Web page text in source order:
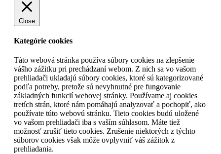
Close
Kategórie cookies
Táto webová stránka používa súbory cookies na zlepšenie
vášho zážitku pri prechádzaní webom. Z nich sa vo vašom
prehliadači ukladajú súbory cookies, ktoré sú kategorizované
podľa potreby, pretože sú nevyhnutné pre fungovanie
základných funkcií webovej stránky. Používame aj cookies
tretích strán, ktoré nám pomáhajú analyzovať a pochopiť, ako
používate túto webovú stránku. Tieto cookies budú uložené
vo vašom prehliadači iba s vaším súhlasom. Máte tiež
možnosť zrušiť tieto cookies. Zrušenie niektorých z týchto
súborov cookies však môže ovplyvniť váš zážitok z
prehliadania.